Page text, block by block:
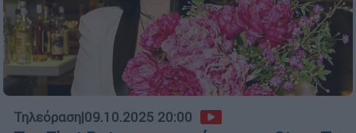
Τηλεόραση|09.10.2025 20:00